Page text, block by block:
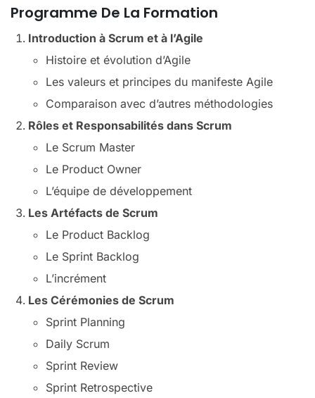
Programme De La Formation
Introduction à Scrum et à l’Agile
Histoire et évolution d’Agile
Les valeurs et principes du manifeste Agile
Comparaison avec d’autres méthodologies
Rôles et Responsabilités dans Scrum
Le Scrum Master
Le Product Owner
L’équipe de développement
Les Artéfacts de Scrum
Le Product Backlog
Le Sprint Backlog
L’incrément
Les Cérémonies de Scrum
Sprint Planning
Daily Scrum
Sprint Review
Sprint Retrospective